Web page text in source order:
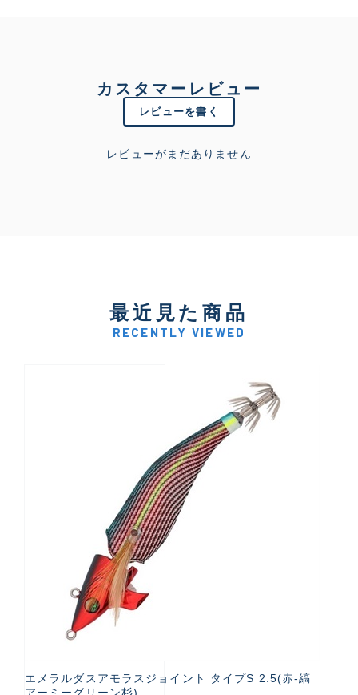
カスタマーレビュー
レビューを書く
レビューがまだありません
最近見た商品
RECENTLY VIEWED
エメラルダスアモラスジョイント タイプS 2.5(赤-縞
アーミーグリーン杉)